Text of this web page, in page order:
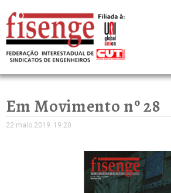
Em Movimento nº 28
22 maio 2019 19:20